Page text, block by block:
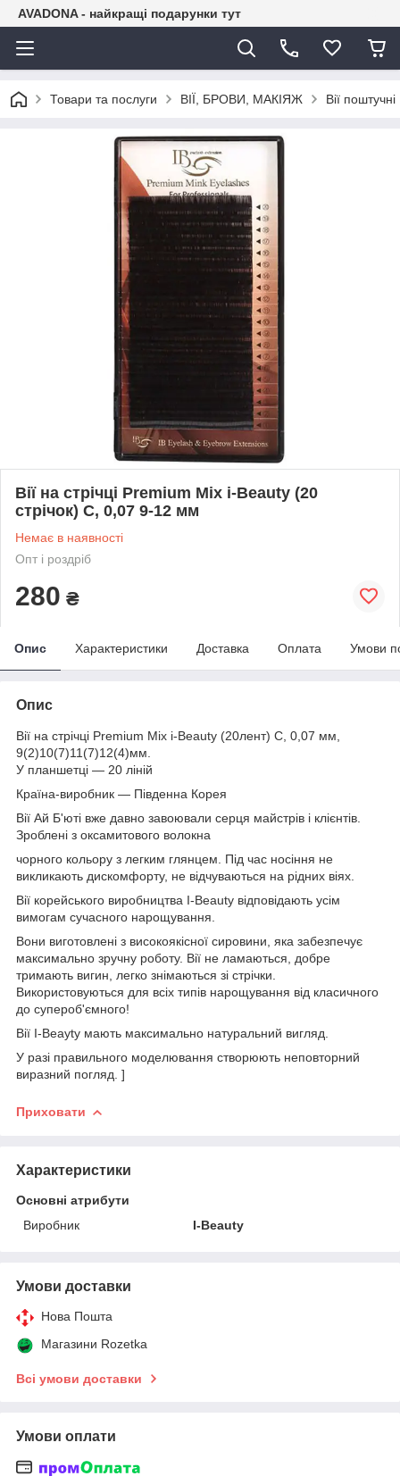
AVADONA - найкращі подарунки тут
Товари та послуги ВІЇ, БРОВИ, МАКІЯЖ Вії поштучні
Вії на стрічці Premium Mix i-Beauty (20
стрічок) C, 0,07 9-12 мм
Немає в наявності
Опт і роздріб
280 ₴
Опис Характеристики Доставка Оплата Умови
Опис
Вії на стрічці Premium Mix i-Beauty (20лент) C, 0,07 мм,
9(2)10(7)11(7)12(4)мм.
У планшетці — 20 ліній
Країна-виробник — Південна Корея
Вії Ай Б'юті вже давно завоювали серця майстрів і клієнтів.
Зроблені з оксамитового волокна
чорного кольору з легким глянцем. Під час носіння не
викликають дискомфорту, не відчуваються на рідних віях.
Вії корейського виробництва I-Beauty відповідають усім
вимогам сучасного нарощування.
Вони виготовлені з високоякісної сировини, яка забезпечує
максимально зручну роботу. Вії не ламаються, добре
тримають вигин, легко знімаються зі стрічки.
Використовуються для всіх типів нарощування від класичного
до супероб'ємного!
Вії I-Beayty мають максимально натуральний вигляд.
У разі правильного моделювання створюють неповторний
виразний погляд. ]
Приховати
Характеристики
Основні атрибути
Виробник
I-Beauty
Умови доставки
Нова Пошта
Магазини Rozetka
Всі умови доставки
Умови оплати